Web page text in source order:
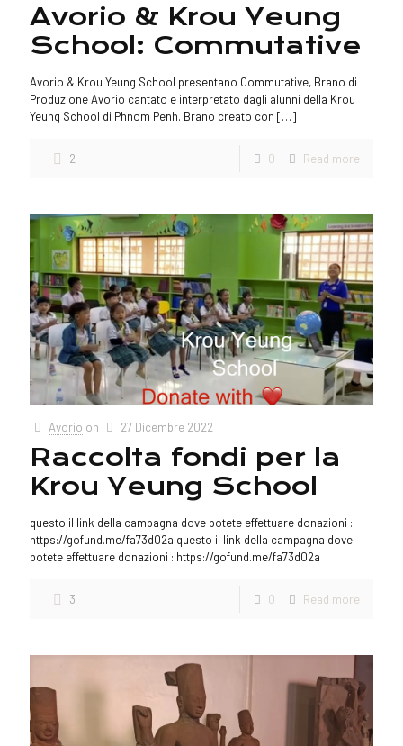
Avorio & Krou Yeung
School: Commutative
Avorio & Krou Yeung School presentano Commutative, Brano di
Produzione Avorio cantato e interpretato dagli alunni della Krou
Yeung School di Phnom Penh. Brano creato con […]
2 0 Read more
Avorio on 27 Dicembre 2022
Raccolta fondi per la
Krou Yeung School
questo il link della campagna dove potete effettuare donazioni :
https://gofund.me/fa73d02a questo il link della campagna dove
potete effettuare donazioni : https://gofund.me/fa73d02a
3 0 Read more